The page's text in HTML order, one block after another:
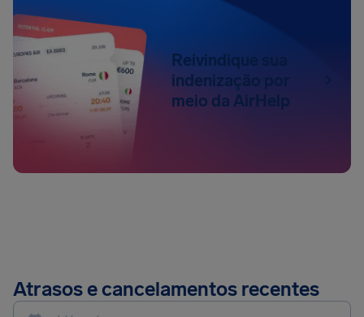
Reivindique sua
indenização por
meio da AirHelp
Atrasos e cancelamentos recentes